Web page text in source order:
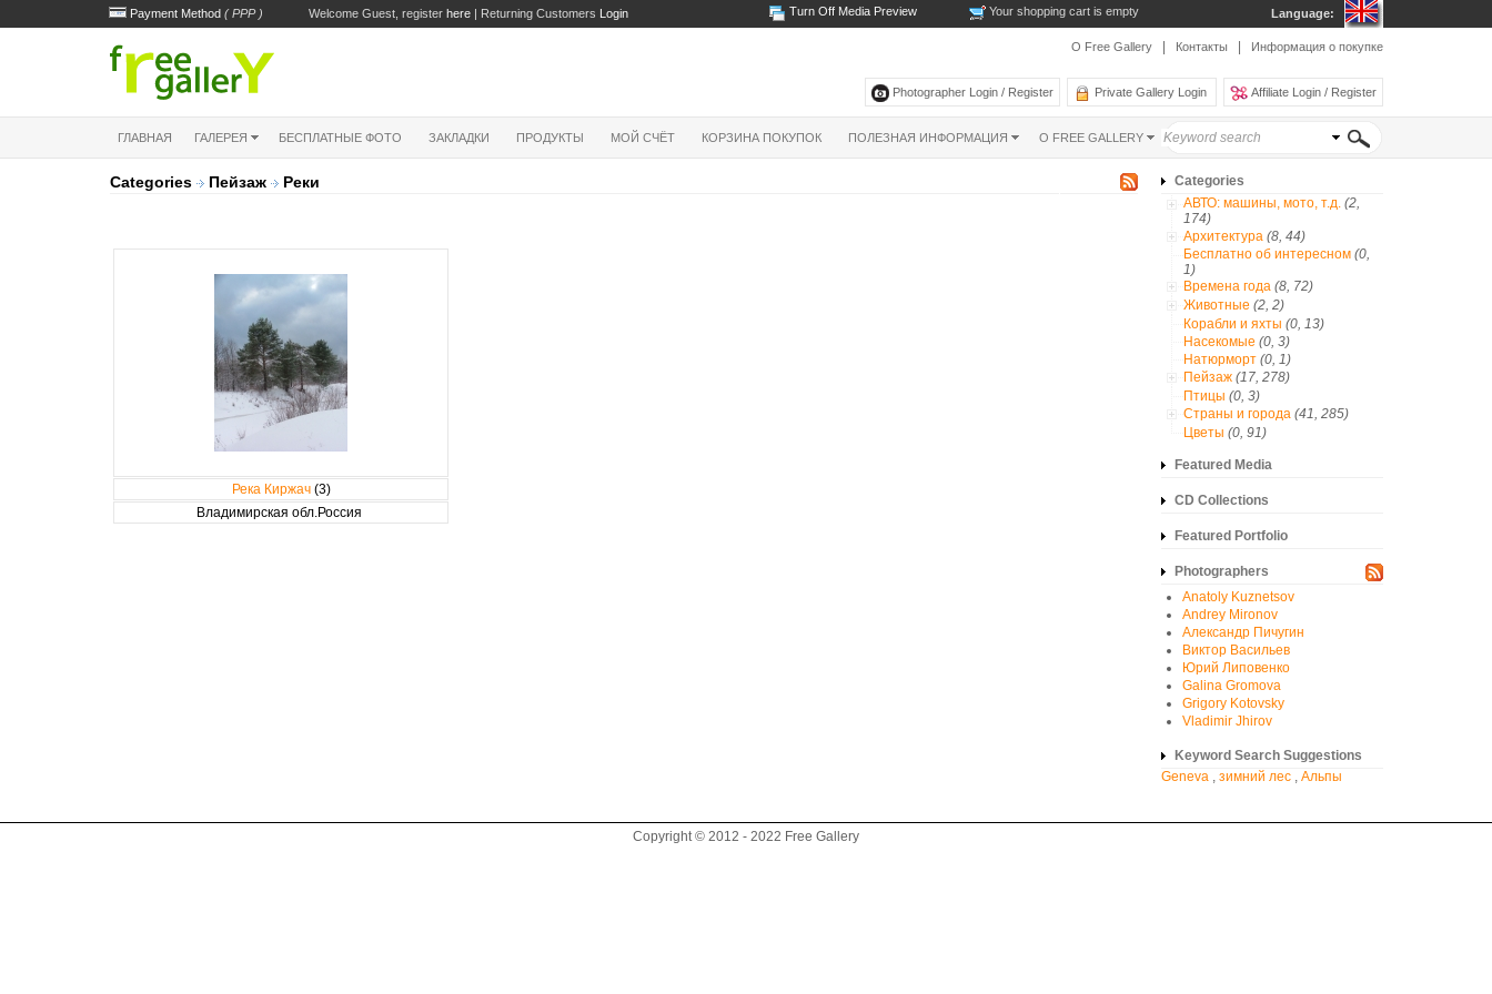
Payment Method ( PPP ) Welcome Guest, register here | Returning Customers Login Turn Off Media Preview Your shopping cart is empty Language:
О Free Gallery Контакты Информация о покупке
Photographer Login / Register Private Gallery Login Affiliate Login / Register
ГЛАВНАЯ ГАЛЕРЕЯ БЕСПЛАТНЫЕ ФОТО ЗАКЛАДКИ ПРОДУКТЫ МОЙ СЧЁТ КОРЗИНА ПОКУПОК ПОЛЕЗНАЯ ИНФОРМАЦИЯ О FREE GALLERY
Categories Пейзаж Реки
Река Киржач (3)
Владимирская обл.Россия
Categories
АВТО: машины, мото, т.д. (2,
174)
Архитектура (8, 44)
Бесплатно об интересном (0,
1)
Времена года (8, 72)
Животные (2, 2)
Корабли и яхты (0, 13)
Насекомые (0, 3)
Натюрморт (0, 1)
Пейзаж (17, 278)
Птицы (0, 3)
Страны и города (41, 285)
Цветы (0, 91)
Featured Media
CD Collections
Featured Portfolio
Photographers
Anatoly Kuznetsov
Andrey Mironov
Александр Пичугин
Виктор Васильев
Юрий Липовенко
Galina Gromova
Grigory Kotovsky
Vladimir Jhirov
Keyword Search Suggestions
Geneva , зимний лес , Альпы
Copyright © 2012 - 2022 Free Gallery